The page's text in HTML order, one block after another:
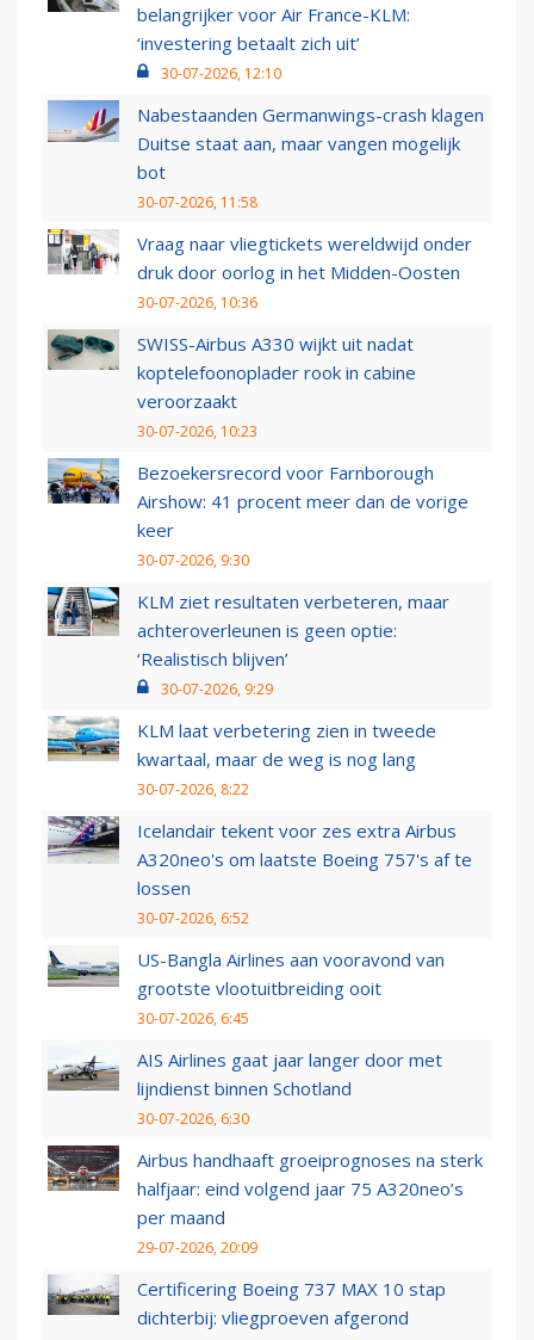
belangrijker voor Air France-KLM:
‘investering betaalt zich uit’
30-07-2026, 12:10
Nabestaanden Germanwings-crash klagen
Duitse staat aan, maar vangen mogelijk
bot
30-07-2026, 11:58
Vraag naar vliegtickets wereldwijd onder
druk door oorlog in het Midden-Oosten
30-07-2026, 10:36
SWISS-Airbus A330 wijkt uit nadat
koptelefoonoplader rook in cabine
veroorzaakt
30-07-2026, 10:23
Bezoekersrecord voor Farnborough
Airshow: 41 procent meer dan de vorige
keer
30-07-2026, 9:30
KLM ziet resultaten verbeteren, maar
achteroverleunen is geen optie:
‘Realistisch blijven’
30-07-2026, 9:29
KLM laat verbetering zien in tweede
kwartaal, maar de weg is nog lang
30-07-2026, 8:22
Icelandair tekent voor zes extra Airbus
A320neo's om laatste Boeing 757's af te
lossen
30-07-2026, 6:52
US-Bangla Airlines aan vooravond van
grootste vlootuitbreiding ooit
30-07-2026, 6:45
AIS Airlines gaat jaar langer door met
lijndienst binnen Schotland
30-07-2026, 6:30
Airbus handhaaft groeiprognoses na sterk
halfjaar: eind volgend jaar 75 A320neo’s
per maand
29-07-2026, 20:09
Certificering Boeing 737 MAX 10 stap
dichterbij: vliegproeven afgerond